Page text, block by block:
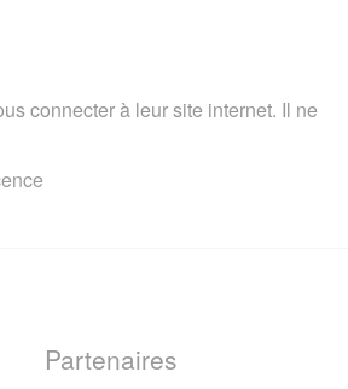
connecter à leur site internet. Il ne
Partenaires